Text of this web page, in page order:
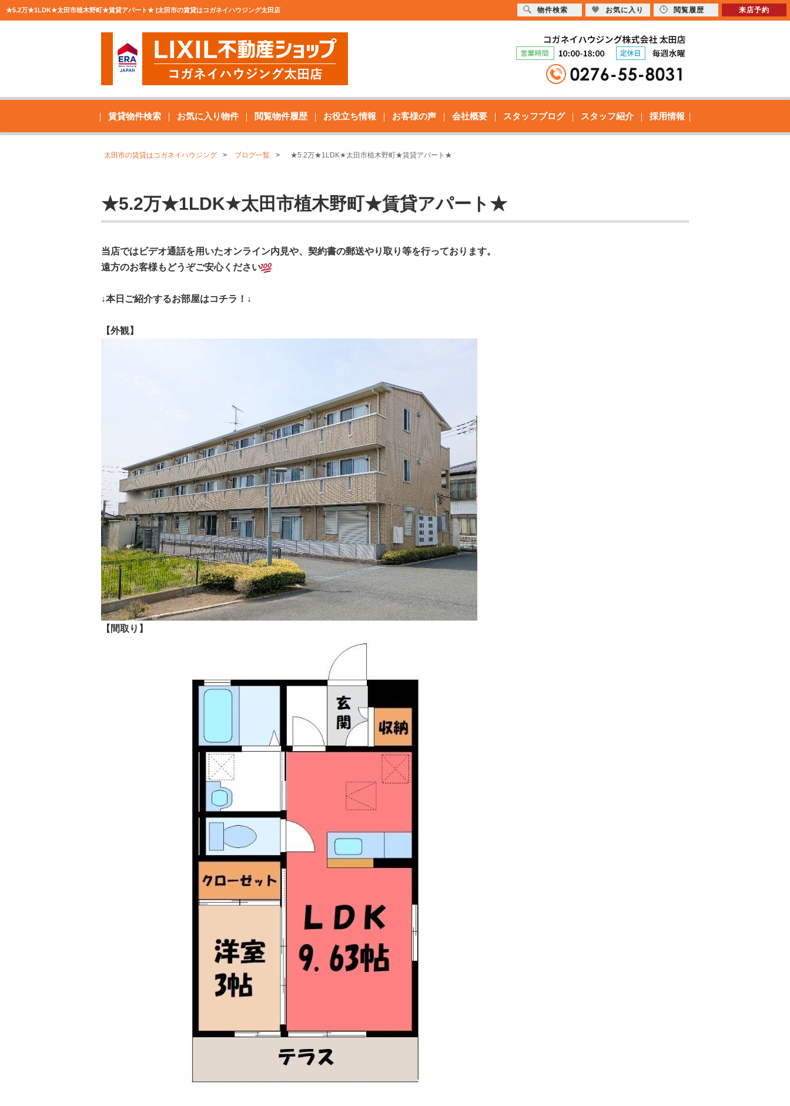
★5.2万★1LDK★太田市植木野町★賃貸アパート★ |太田市の賃貸はコガネイハウジング太田店
賃貸物件検索 お気に入り物件 閲覧物件履歴 お役立ち情報 お客様の声 会社概要 スタッフブログ スタッフ紹介 採用情報
太田市の賃貸はコガネイハウジング ブログ一覧 ★5.2万★1LDK★太田市植木野町★賃貸アパート★
★5.2万★1LDK★太田市植木野町★賃貸アパート★
当店ではビデオ通話を用いたオンライン内見や、契約書の郵送やり取り等を行っております。
遠方のお客様もどうぞご安心ください
↓本日ご紹介するお部屋はコチラ！↓
【外観】
【間取り】
物件検索 お気に入り 閲覧履歴 来店予約